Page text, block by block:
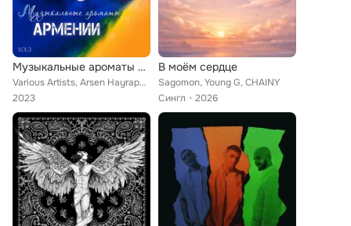
Музыкальные ароматы Армении, Vol. 3
Various Artists, Arsen Hayrapetyan, Тома Арутюнян, Karen Khachatryan, Saro Vardanyan, Soso Hayrapetyan, Gegham Sargsyan, Albert ...
2023
В моём сердце
Sagomon, Young G, CHAINY
Сингл
2026